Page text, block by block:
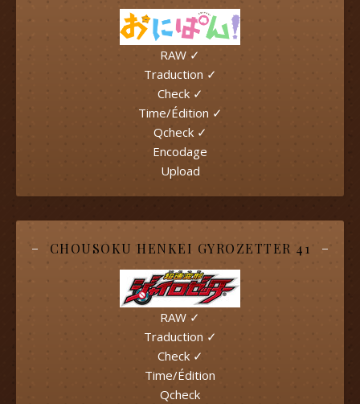
RAW ✓
Traduction ✓
Check ✓
Time/Édition ✓
Qcheck ✓
Encodage
Upload
CHOUSOKU HENKEI GYROZETTER 41
RAW ✓
Traduction ✓
Check ✓
Time/Édition
Qcheck